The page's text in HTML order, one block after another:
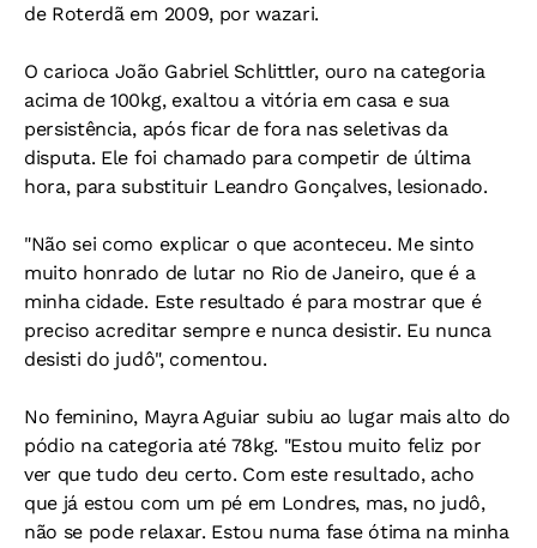
de Roterdã em 2009, por wazari.
O carioca João Gabriel Schlittler, ouro na categoria
acima de 100kg, exaltou a vitória em casa e sua
persistência, após ficar de fora nas seletivas da
disputa. Ele foi chamado para competir de última
hora, para substituir Leandro Gonçalves, lesionado.
"Não sei como explicar o que aconteceu. Me sinto
muito honrado de lutar no Rio de Janeiro, que é a
minha cidade. Este resultado é para mostrar que é
preciso acreditar sempre e nunca desistir. Eu nunca
desisti do judô", comentou.
No feminino, Mayra Aguiar subiu ao lugar mais alto do
pódio na categoria até 78kg. "Estou muito feliz por
ver que tudo deu certo. Com este resultado, acho
que já estou com um pé em Londres, mas, no judô,
não se pode relaxar. Estou numa fase ótima na minha